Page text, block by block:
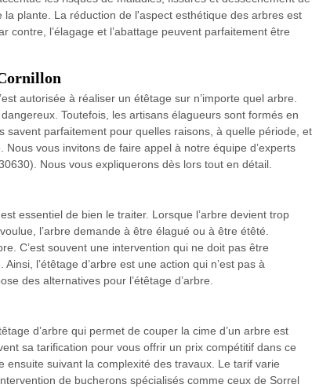
plante. La réduction de l'aspect esthétique des arbres est
contre, l’élagage et l’abattage peuvent parfaitement être
autorisée à réaliser un étêtage sur n’importe quel arbre.
Toutefois, les artisans élagueurs sont formés en
savent parfaitement pour quelles raisons, à quelle période, et
vous invitons de faire appel à notre équipe d’experts
Nous vous expliquerons dès lors tout en détail.
essentiel de bien le traiter. Lorsque l’arbre devient trop
l’arbre demande à être élagué ou à être étêté.
C’est souvent une intervention qui ne doit pas être
l’étêtage d’arbre est une action qui n’est pas à
des alternatives pour l’étêtage d’arbre.
d’arbre qui permet de couper la cime d’un arbre est
sa tarification pour vous offrir un prix compétitif dans ce
suivant la complexité des travaux. Le tarif varie
de bucherons spécialisés comme ceux de Sorrel